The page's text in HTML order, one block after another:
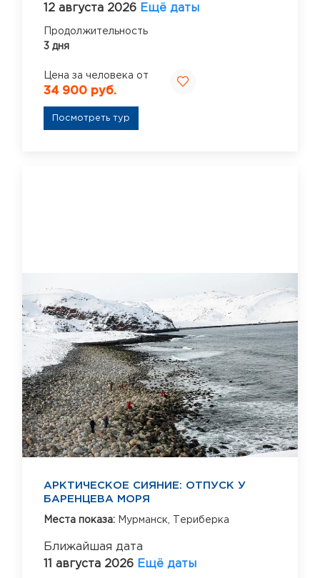
12 августа 2026 Ещё даты
Продолжительность
3 дня
Цена за человека от
34 900 руб.
Посмотреть тур
АРКТИЧЕСКОЕ СИЯНИЕ: ОТПУСК У
БАРЕНЦЕВА МОРЯ
Места показа: Мурманск, Териберка
Ближайшая дата
11 августа 2026 Ещё даты